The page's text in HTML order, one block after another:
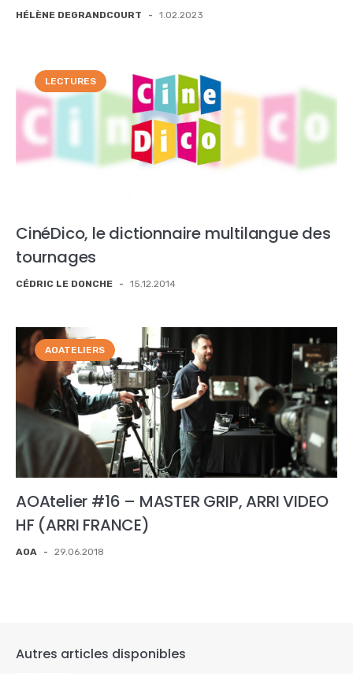
HÉLÈNE DEGRANDCOURT - 1.02.2023
LECTURES
CinéDico, le dictionnaire multilangue des
tournages
CÉDRIC LE DONCHE - 15.12.2014
AOATELIERS
AOAtelier #16 – MASTER GRIP, ARRI VIDEO
HF (ARRI FRANCE)
AOA - 29.06.2018
Autres articles disponibles